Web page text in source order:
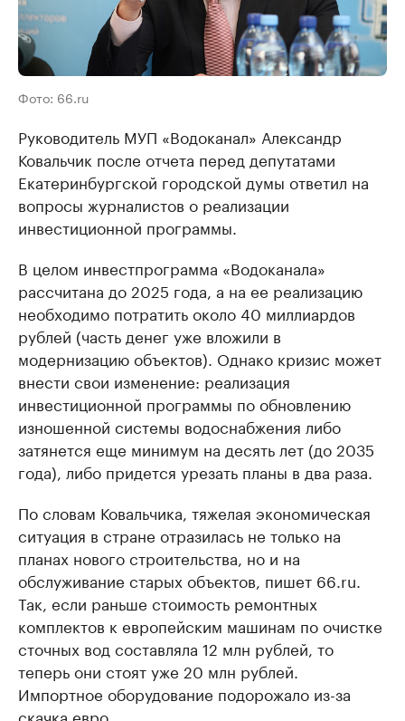
Фото: 66.ru
Руководитель МУП «Водоканал» Александр
Ковальчик после отчета перед депутатами
Екатеринбургской городской думы ответил на
вопросы журналистов о реализации
инвестиционной программы.
В целом инвестпрограмма «Водоканала»
рассчитана до 2025 года, а на ее реализацию
необходимо потратить около 40 миллиардов
рублей (часть денег уже вложили в
модернизацию объектов). Однако кризис может
внести свои изменение: реализация
инвестиционной программы по обновлению
изношенной системы водоснабжения либо
затянется еще минимум на десять лет (до 2035
года), либо придется урезать планы в два раза.
По словам Ковальчика, тяжелая экономическая
ситуация в стране отразилась не только на
планах нового строительства, но и на
обслуживание старых объектов, пишет 66.ru.
Так, если раньше стоимость ремонтных
комплектов к европейским машинам по очистке
сточных вод составляла 12 млн рублей, то
теперь они стоят уже 20 млн рублей.
Импортное оборудование подорожало из-за
скачка евро.